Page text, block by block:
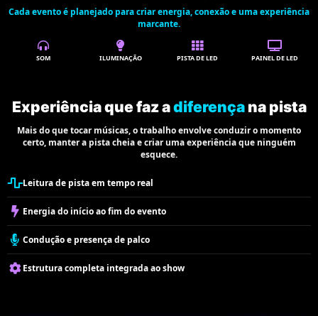
Cada evento é planejado para criar energia, conexão e uma experiência
marcante.
SOM ILUMINAÇÃO PISTA DE LED PAINEL DE LED
Experiência que faz adiferençana pista
Mais do que tocar músicas, o trabalho envolve conduzir o momento
certo, manter a pista cheia e criar uma experiência que ninguém
esquece.
Leitura de pista em tempo real
Energia do início ao fim do evento
Condução e presença de palco
Estrutura completa integrada ao show